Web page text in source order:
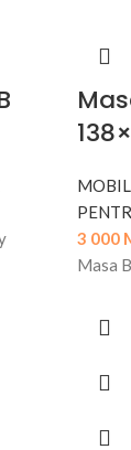
3 000
Masa